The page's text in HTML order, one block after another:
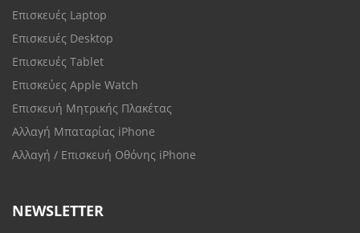
Επισκευές Laptop
Επισκευές Desktop
Επισκευές Tablet
Επισκεύες Apple Watch
Επισκευή Μητρικής Πλακέτας
Αλλαγή Μπαταρίας iPhone
Αλλαγή / Επισκευή Οθόνης iPhone
NEWSLETTER